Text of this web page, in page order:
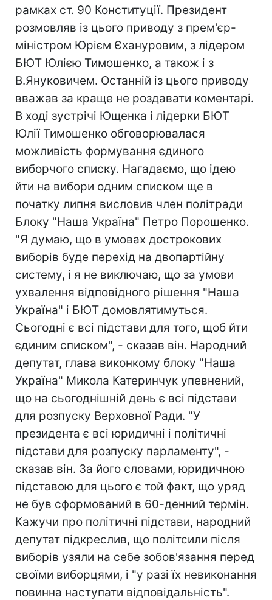
рамках ст. 90 Конституції. Президент
розмовляв із цього приводу з прем'єр-
міністром Юрієм Єхануровим, з лідером
БЮТ Юлією Тимошенко, а також і з
В.Януковичем. Останній із цього приводу
вважав за краще не роздавати коментарі.
В ході зустрічі Ющенка і лідерки БЮТ
Юлії Тимошенко обговорювалася
можливість формування єдиного
виборчого списку. Нагадаємо, що ідею
йти на вибори одним списком ще в
початку липня висловив член політради
Блоку "Наша Україна" Петро Порошенко.
"Я думаю, що в умовах дострокових
виборів буде перехід на двопартійну
систему, і я не виключаю, що за умови
ухвалення відповідного рішення "Наша
Україна" і БЮТ домовлятимуться.
Сьогодні є всі підстави для того, щоб йти
єдиним списком", - сказав він. Народний
депутат, глава виконкому блоку "Наша
Україна" Микола Катеринчук упевнений,
що на сьогоднішній день є всі підстави
для розпуску Верховної Ради. "У
президента є всі юридичні і політичні
підстави для розпуску парламенту", -
сказав він. За його словами, юридичною
підставою для цього є той факт, що уряд
не був сформований в 60-денний термін.
Кажучи про політичні підстави, народний
депутат підкреслив, що політсили після
виборів узяли на себе зобов'язання перед
своїми виборцями, і "у разі їх невиконання
повинна наступати відповідальність".